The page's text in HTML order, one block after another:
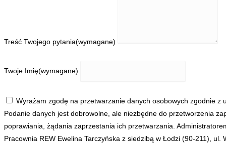
Treść Twojego pytania(wymagane)
Twoje Imię(wymagane)
Wyrażam zgodę na przetwarzanie danych osobowych zgodnie z
Podanie danych jest dobrowolne, ale niezbędne do przetworzenia
poprawiania, żądania zaprzestania ich przetwarzania.
Pracownia REW Ewelina Tarczyńska z siedzibą w Łodzi (90-211),